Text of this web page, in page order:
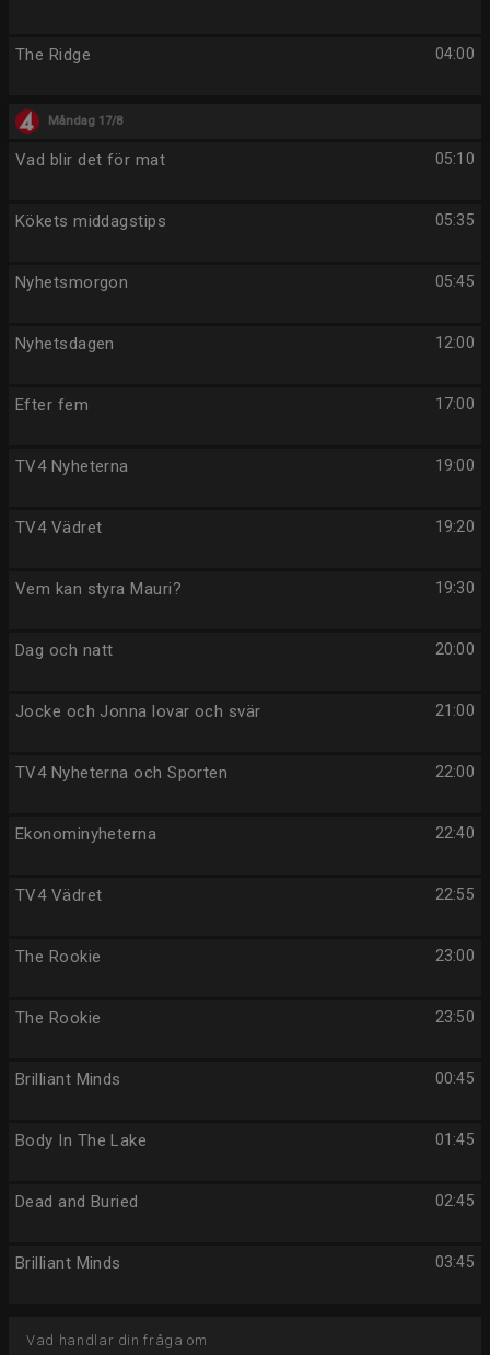
04:00
The Ridge
Måndag 17/8
05:10
Vad blir det för mat
05:35
Kökets middagstips
05:45
Nyhetsmorgon
12:00
Nyhetsdagen
17:00
Efter fem
19:00
TV4 Nyheterna
19:20
TV4 Vädret
19:30
Vem kan styra Mauri?
20:00
Dag och natt
21:00
Jocke och Jonna lovar och svär
22:00
TV4 Nyheterna och Sporten
22:40
Ekonominyheterna
22:55
TV4 Vädret
23:00
The Rookie
23:50
The Rookie
00:45
Brilliant Minds
01:45
Body In The Lake
02:45
Dead and Buried
03:45
Brilliant Minds
Vad handlar din fråga om